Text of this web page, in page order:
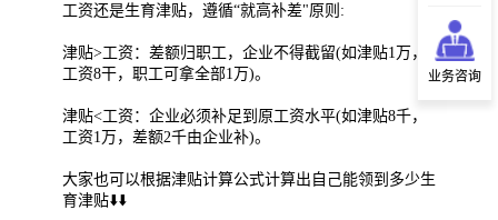
工资还是生育津贴，遵循“就高补差"原则:
津贴>工资：差额归职工，企业不得截留(如津贴1万，
工资8干，职工可拿全部1万)。
津贴<工资：企业必须补足到原工资水平(如津贴8千，
工资1万，差额2千由企业补)。
大家也可以根据津贴计算公式计算出自己能领到多少生
育津贴⬇️⬇️
业务咨询